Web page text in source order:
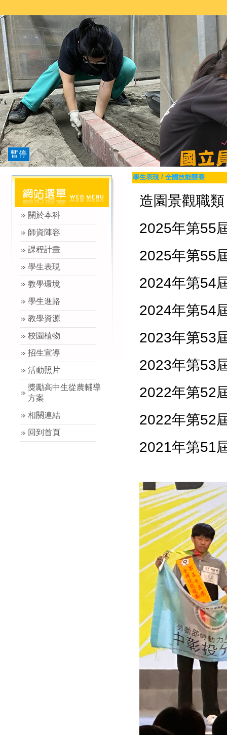
暫停
關於本科
師資陣容
課程計畫
學生表現
教學環境
學生進路
教學資源
校園植物
招生宣導
活動照片
獎勵高中生從農輔導
方案
相關連結
回到首頁
學生表現/ 全國技能競賽
造園景觀職類
2025年第55
2025年第55
2024年第54
2024年第54
2023年第53
2023年第53
2022年第52
2022年第52
2021年第51